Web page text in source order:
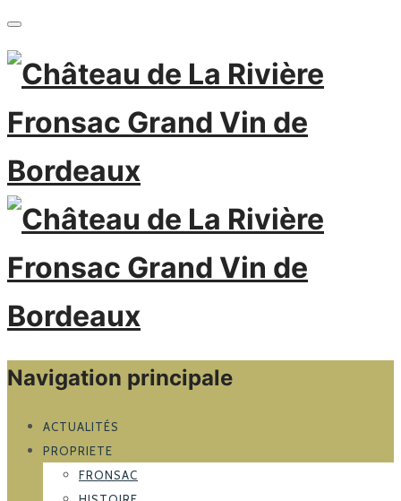
Navigation principale
ACTUALITÉS
PROPRIETE
FRONSAC